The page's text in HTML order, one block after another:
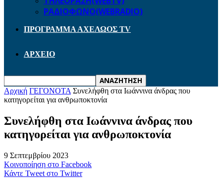
ΡΑΔΙΟΦΩΝΟ(WEBRADIO)
ΠΡΟΓΡΑΜΜΑ ΑΧΕΛΩΟΣ TV
ΑΡΧΕΙΟ
Αρχική ΓΕΓΟΝΟΤΑ Συνελήφθη στα Ιωάννινα άνδρας που
κατηγορείται για ανθρωποκτονία
Συνελήφθη στα Ιωάννινα άνδρας που
κατηγορείται για ανθρωποκτονία
9 Σεπτεμβρίου 2023
Κοινοποίηση στο Facebook
Κάντε Tweet στο Twitter